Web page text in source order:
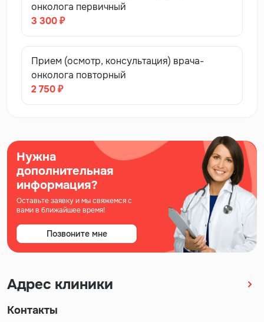
онколога первичный
3 300 ₽
Прием (осмотр, консультация) врача-
онколога повторный
2 750 ₽
Нужна
дополнительная
информация?
Оставьте заявку и мы свяжемся с
вами в ближайшее время!
Позвоните мне
Адрес клиники
Контакты